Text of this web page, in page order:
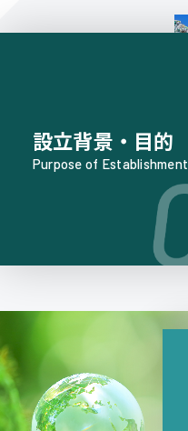
設立背景・目的
Purpose of Establishment